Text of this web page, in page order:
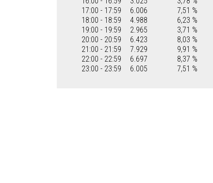
17:00 - 17:59
6.006 7,51 %
18:00 - 18:59
4.988 6,23 %
19:00 - 19:59
2.965 3,71 %
20:00 - 20:59
6.423 8,03 %
21:00 - 21:59
7.929 9,91 %
22:00 - 22:59
6.697 8,37 %
23:00 - 23:59
6.005 7,51 %